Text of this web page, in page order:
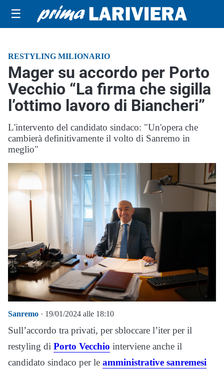
☰
RESTYLING MILIONARIO
Mager su accordo per Porto
Vecchio “La firma che sigilla
l’ottimo lavoro di Biancheri”
L'intervento del candidato sindaco: "Un'opera che
cambierà definitivamente il volto di Sanremo in
meglio"
Sanremo · 19/01/2024 alle 18:10
Sull’accordo tra privati, per sbloccare l’iter per il
restyling di Porto Vecchio interviene anche il
candidato sindaco per le amministrative sanremesi